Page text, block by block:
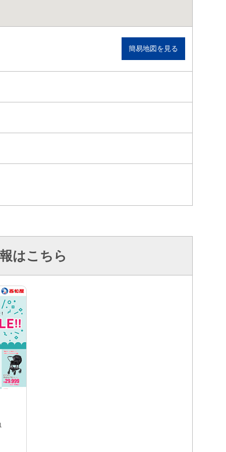
簡易地図を見る
はこちら